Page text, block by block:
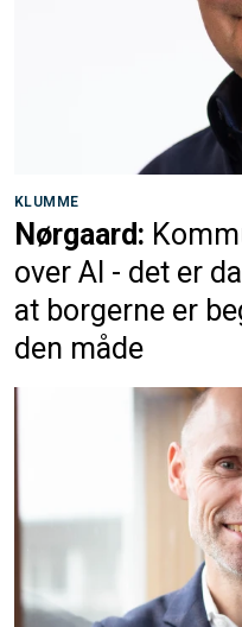
KLUMME
Nørgaard:
over AI - det er
at borgerne er
den måde